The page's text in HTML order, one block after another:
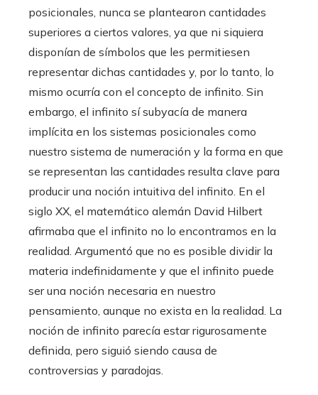
posicionales, nunca se plantearon cantidades
superiores a ciertos valores, ya que ni siquiera
disponían de símbolos que les permitiesen
representar dichas cantidades y, por lo tanto, lo
mismo ocurría con el concepto de infinito. Sin
embargo, el infinito sí subyacía de manera
implícita en los sistemas posicionales como
nuestro sistema de numeración y la forma en que
se representan las cantidades resulta clave para
producir una noción intuitiva del infinito. En el
siglo XX, el matemático alemán David Hilbert
afirmaba que el infinito no lo encontramos en la
realidad. Argumentó que no es posible dividir la
materia indefinidamente y que el infinito puede
ser una noción necesaria en nuestro
pensamiento, aunque no exista en la realidad. La
noción de infinito parecía estar rigurosamente
definida, pero siguió siendo causa de
controversias y paradojas.